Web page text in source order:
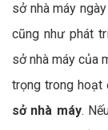
sở nhà máy
cũng như phát
sở nhà máy của
trọng trong hoạt
sở nhà máy.